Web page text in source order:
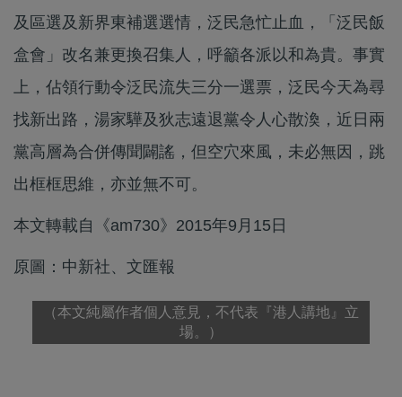
及區選及新界東補選選情，泛民急忙止血，「泛民飯
盒會」改名兼更換召集人，呼籲各派以和為貴。事實
上，佔領行動令泛民流失三分一選票，泛民今天為尋
找新出路，湯家驊及狄志遠退黨令人心散渙，近日兩
黨高層為合併傳聞闢謠，但空穴來風，未必無因，跳
出框框思維，亦並無不可。
本文轉載自《am730》2015年9月15日
原圖：中新社、文匯報
（本文純屬作者個人意見，不代表『港人講地』立
場。）